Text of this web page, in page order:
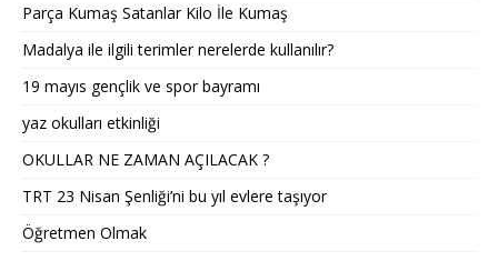
Parça Kumaş Satanlar Kilo İle Kumaş
Madalya ile ilgili terimler nerelerde kullanılır?
19 mayıs gençlik ve spor bayramı
yaz okulları etkinliği
OKULLAR NE ZAMAN AÇILACAK ?
TRT 23 Nisan Şenliği’ni bu yıl evlere taşıyor
Öğretmen Olmak